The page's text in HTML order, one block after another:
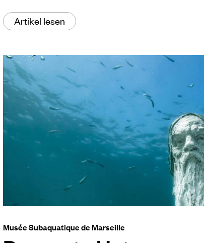
Artikel lesen
Musée Subaquatique de Marseille